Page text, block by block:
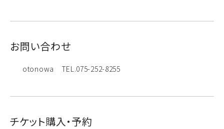
お問い合わせ
otonowa TEL.075-252-8255
チケット購入・予約